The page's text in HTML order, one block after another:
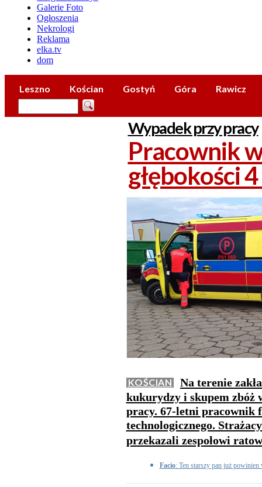
Galerie Foto
Ogłoszenia
Nekrologi
Reklama
elka.tv
dom
Leszno Kościan Gostyń Góra Rawicz
Wypadek przy pracy
Pracownik
głębokości
KOŚCIAN
Na terenie
kukurydzy i skupem zbóż
pracy. 67-letni pracownik
technologicznego.
przekazali zespołowi
Facio: Ten starszy pan już powinien